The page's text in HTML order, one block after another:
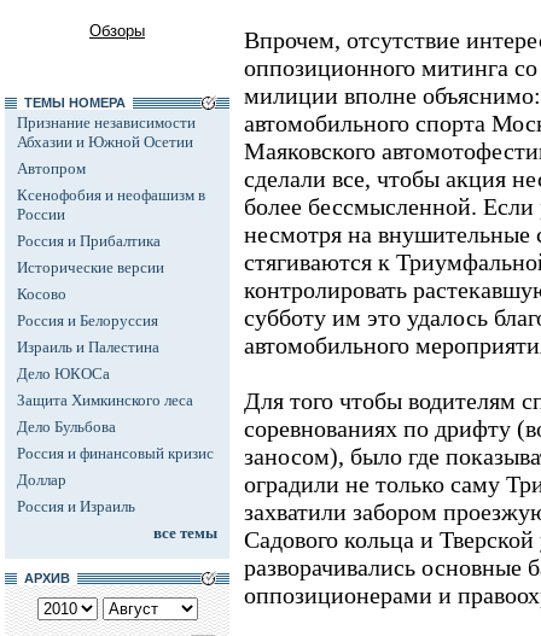
Обзоры
ТЕМЫ НОМЕРА
Признание независимости
Абхазии и Южной Осетии
Автопром
Ксенофобия и неофашизм в
России
Россия и Прибалтика
Исторические версии
Косово
Россия и Белоруссия
Израиль и Палестина
Дело ЮКОСа
Защита Химкинского леса
Дело Бульбова
Россия и финансовый кризис
Доллар
Россия и Израиль
все темы
АРХИВ
Впрочем, отсутствие
оппозиционного митинга
милиции вполне
автомобильного спорта
Маяковского
сделали все, чтобы акция
более бессмысленной.
несмотря на внушительные
стягиваются к
контролировать
субботу им это удалось
автомобильного
Для того чтобы водителям
соревнованиях по дрифту
заносом), было где
оградили не только саму
захватили забором
Садового кольца и
разворачивались основные
оппозиционерами и